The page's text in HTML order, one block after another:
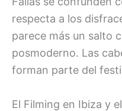
respecta a los
parece más un salto
posmoderno. Las
forman parte del
El Filming en Ibiza y